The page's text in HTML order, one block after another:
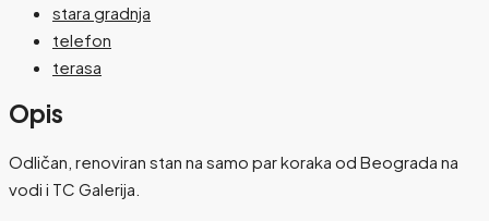
stara gradnja
telefon
terasa
Opis
Odličan, renoviran stan na samo par koraka od Beograda na
vodi i TC Galerija.